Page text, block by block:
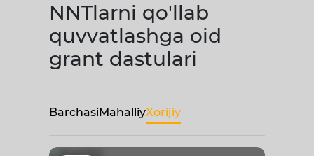
NNTlarni qo'llab
quvvatlashga oid
grant dastulari
BarchasiMahalliyXorijiy